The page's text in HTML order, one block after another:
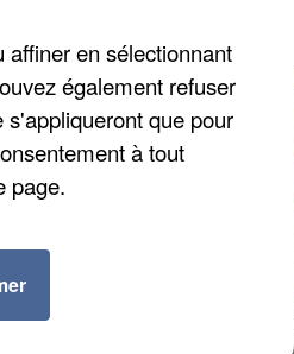
Elles
se
TOURNEZ
en sélectionnant
également refuser
que pour
à tout
page.